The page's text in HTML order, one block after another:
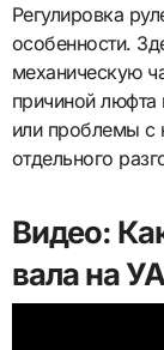
Регулировка
особенности.
механическую
причиной
или проблемы с
отдельного
Видео:
вала на